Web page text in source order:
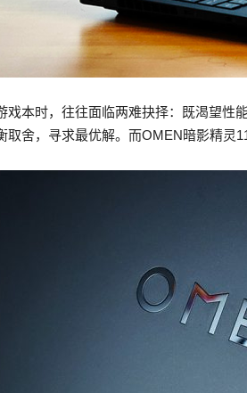
戏本时，往往面临两难抉择：既渴望性
取舍，寻求最优解。而OMEN暗影精灵